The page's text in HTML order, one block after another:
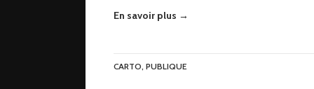
En savoir plus →
CARTO, PUBLIQUE